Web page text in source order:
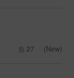
27 (New)